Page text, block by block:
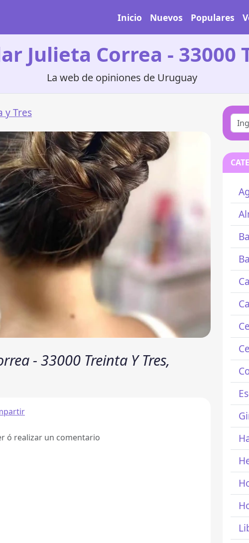
Inicio Nuevos Populares
Julieta Correa - 33000
La web de opiniones de Uruguay
y Tres
- 33000 Treinta Y Tres,
ó realizar un comentario